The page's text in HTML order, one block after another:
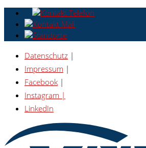
Datenschutz |
Impressum |
Facebook |
Instagram |
LinkedIn